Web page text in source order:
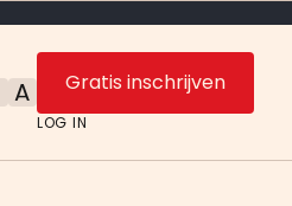
A Gratis inschrijven
LOG IN